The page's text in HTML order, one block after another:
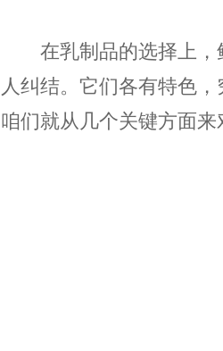
在乳制品的选择上，
人纠结。它们各有特色
咱们就从几个关键方面来